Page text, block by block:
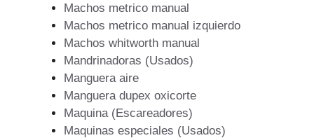
Machos metrico manual
Machos metrico manual izquierdo
Machos whitworth manual
Mandrinadoras (Usados)
Manguera aire
Manguera dupex oxicorte
Maquina (Escareadores)
Maquinas especiales (Usados)